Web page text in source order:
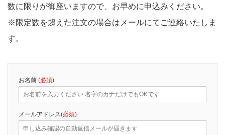
数に限りが御座いますので、お早めに申込みください。
※限定数を超えた注文の場合はメールにてご連絡いたしま
す。
お名前 (必須)
メールアドレス(必須)